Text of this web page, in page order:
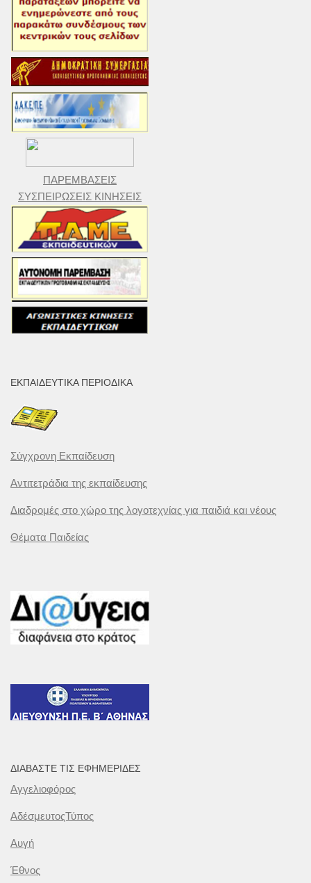
ΠΑΡΕΜΒΑΣΕΙΣ
ΣΥΣΠΕΙΡΩΣΕΙΣ ΚΙΝΗΣΕΙΣ
ΕΚΠΑΙΔΕΥΤΙΚΆ ΠΕΡΙΟΔΙΚΆ
Σύγχρονη Εκπαίδευση
Αντιτετράδια της εκπαίδευσης
Διαδρομές στο χώρο της λογοτεχνίας για παιδιά και νέους
Θέματα Παιδείας
ΔΙΑΒΆΣΤΕ ΤΙΣ ΕΦΗΜΕΡΊΔΕΣ
Αγγελιοφόρος
ΑδέσμευτοςΤύπος
Αυγή
Έθνος